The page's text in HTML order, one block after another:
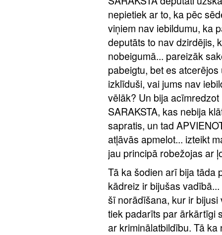
nepietiek ar to, ka pēc
viņiem nav iebildumu, ka
deputāts to nav dzirdējis,
nobeigumā... pareizāk
pabeigtu, bet es
izklīduši, vai jums nav
vēlāk? Un bija
SARAKSTA, kas nebija
sapratis, un tad
atļāvās apmelot... izteikt
jau principā robežojas ar
Tā ka šodien arī bija tāda
kādreiz ir bijušas
šī norādīšana, kur ir
tiek padarīts par ārkārtīgi
ar kriminālatbildību. Tā ka